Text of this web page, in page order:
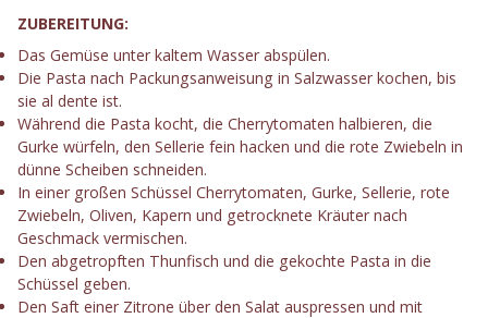
ZUBEREITUNG:
Das Gemüse unter kaltem Wasser abspülen.
Die Pasta nach Packungsanweisung in Salzwasser kochen, bis
sie al dente ist.
Während die Pasta kocht, die Cherrytomaten halbieren, die
Gurke würfeln, den Sellerie fein hacken und die rote Zwiebeln in
dünne Scheiben schneiden.
In einer großen Schüssel Cherrytomaten, Gurke, Sellerie, rote
Zwiebeln, Oliven, Kapern und getrocknete Kräuter nach
Geschmack vermischen.
Den abgetropften Thunfisch und die gekochte Pasta in die
Schüssel geben.
Den Saft einer Zitrone über den Salat auspressen und mit